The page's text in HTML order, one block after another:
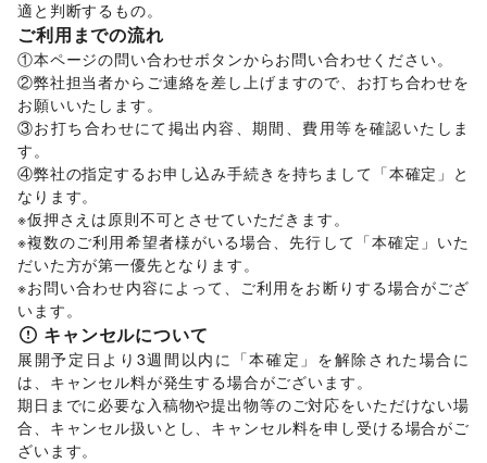
ご利用までの流れ
①本ページの問い合わせボタンからお問い合わせください。
②弊社担当者からご連絡を差し上げますので、お打ち合わせを
お願いいたします。
③お打ち合わせにて掲出内容、期間、費用等を確認いたしま
す。
④弊社の指定するお申し込み手続きを持ちまして「本確定」と
なります。
※仮押さえは原則不可とさせていただきます。
※複数のご利用希望者様がいる場合、先行して「本確定」いた
だいた方が第一優先となります。
※お問い合わせ内容によって、ご利用をお断りする場合がござ
います。
キャンセルについて
展開予定日より3週間以内に「本確定」を解除された場合に
は、キャンセル料が発生する場合がございます。
期日までに必要な入稿物や提出物等のご対応をいただけない場
合、キャンセル扱いとし、キャンセル料を申し受ける場合がご
ざいます。